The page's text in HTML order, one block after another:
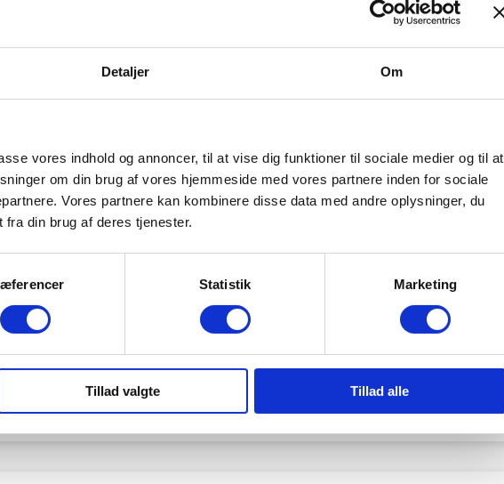
Detaljer Om
vores indhold og annoncer, til at vise dig funktioner til sociale medier og til at
om din brug af vores hjemmeside med vores partnere inden for sociale
Vores partnere kan kombinere disse data med andre oplysninger, du
din brug af deres tjenester.
Statistik Marketing
Tillad valgte Tillad alle